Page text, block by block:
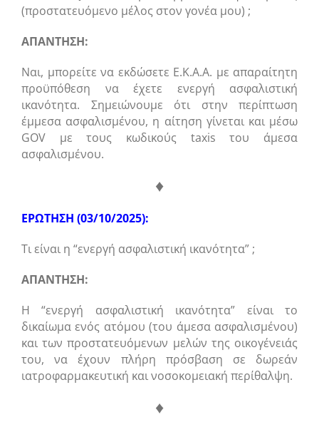
(προστατευόμενο μέλος στον γονέα μου) ;
ΑΠΑΝΤΗΣΗ:
Ναι, μπορείτε να εκδώσετε Ε.Κ.Α.Α. με απαραίτητη
προϋπόθεση να έχετε ενεργή ασφαλιστική
ικανότητα. Σημειώνουμε ότι στην περίπτωση
έμμεσα ασφαλισμένου, η αίτηση γίνεται και μέσω
GOV με τους κωδικούς taxis του άμεσα
ασφαλισμένου.
♦
ΕΡΩΤΗΣΗ (03/10/2025):
Τι είναι η “ενεργή ασφαλιστική ικανότητα” ;
ΑΠΑΝΤΗΣΗ:
Η “ενεργή ασφαλιστική ικανότητα” είναι το
δικαίωμα ενός ατόμου (του άμεσα ασφαλισμένου)
και των προστατευόμενων μελών της οικογένειάς
του, να έχουν πλήρη πρόσβαση σε δωρεάν
ιατροφαρμακευτική και νοσοκομειακή περίθαλψη.
♦